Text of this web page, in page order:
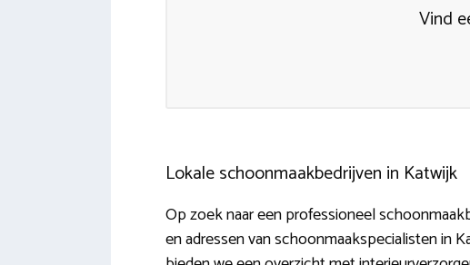
Vind
Lokale schoonmaakbedrijven in Katwijk
Op zoek naar een professioneel
en adressen van schoonmaakspecialisten in